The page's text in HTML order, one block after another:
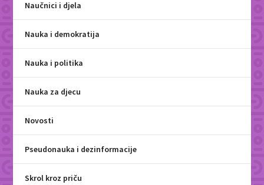
Naučnici i djela
Nauka i demokratija
Nauka i politika
Nauka za djecu
Novosti
Pseudonauka i dezinformacije
Skrol kroz priču